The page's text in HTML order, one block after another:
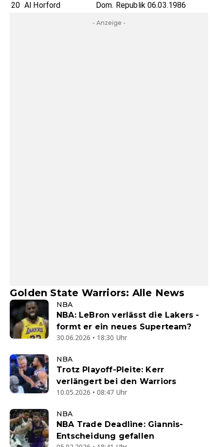
20 Al Horford Dom. Republik 06.03.1986
- Anzeige -
Golden State Warriors: Alle News
NBA
NBA: LeBron verlässt die Lakers -
formt er ein neues Superteam?
30.06.2026 • 18:30 Uhr
NBA
Trotz Playoff-Pleite: Kerr
verlängert bei den Warriors
10.05.2026 • 08:47 Uhr
NBA
NBA Trade Deadline: Giannis-
Entscheidung gefallen